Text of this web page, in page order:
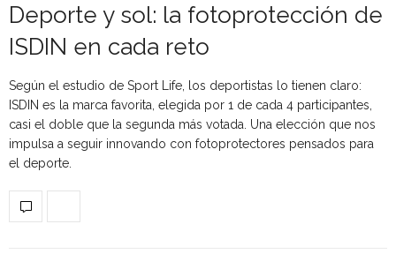
Deporte y sol: la fotoprotección de
ISDIN en cada reto
Según el estudio de Sport Life, los deportistas lo tienen claro:
ISDIN es la marca favorita, elegida por 1 de cada 4 participantes,
casi el doble que la segunda más votada. Una elección que nos
impulsa a seguir innovando con fotoprotectores pensados para
el deporte.